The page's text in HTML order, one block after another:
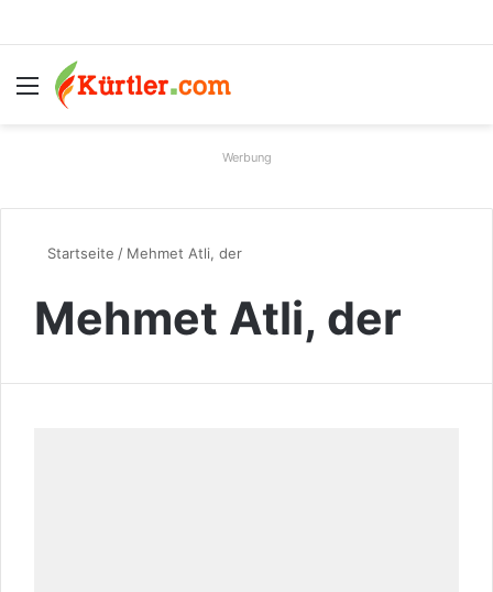
Menü
Werbung
Startseite / Mehmet Atli, der
Mehmet Atli, der